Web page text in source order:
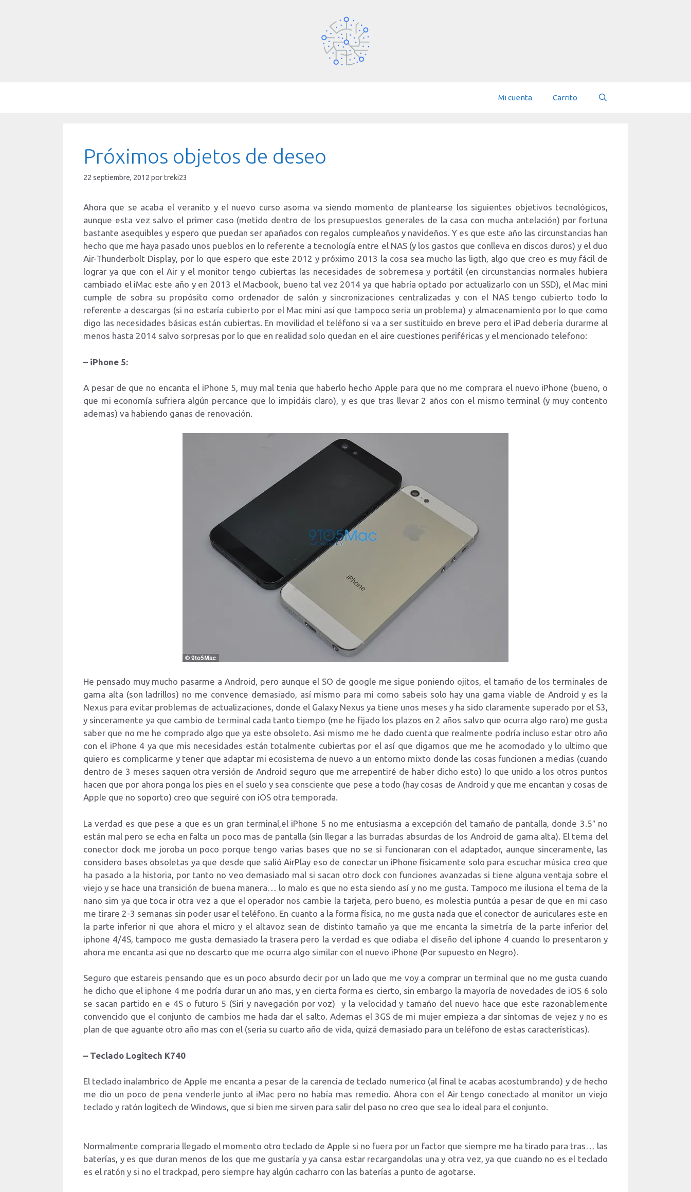
Mi cuenta Carrito
Próximos objetos de deseo
22 septiembre, 2012 portreki23
Ahora que se acaba el veranito y el nuevo curso asoma va siendo momento de plantearse los siguientes objetivos tecnológicos,
aunque esta vez salvo el primer caso (metido dentro de los presupuestos generales de la casa con mucha antelación) por fortuna
bastante asequibles y espero que puedan ser apañados con regalos cumpleaños y navideños. Y es que este año las circunstancias han
hecho que me haya pasado unos pueblos en lo referente a tecnología entre el NAS (y los gastos que conlleva en discos duros) y el duo
Air-Thunderbolt Display, por lo que espero que este 2012 y próximo 2013 la cosa sea mucho las ligth, algo que creo es muy fácil de
lograr ya que con el Air y el monitor tengo cubiertas las necesidades de sobremesa y portátil (en circunstancias normales hubiera
cambiado el iMac este año y en 2013 el Macbook, bueno tal vez 2014 ya que habría optado por actualizarlo con un SSD), el Mac mini
cumple de sobra su propósito como ordenador de salón y sincronizaciones centralizadas y con el NAS tengo cubierto todo lo
referente a descargas (si no estaría cubierto por el Mac mini así que tampoco seria un problema) y almacenamiento por lo que como
digo las necesidades básicas están cubiertas. En movilidad el teléfono si va a ser sustituido en breve pero el iPad debería durarme al
menos hasta 2014 salvo sorpresas por lo que en realidad solo quedan en el aire cuestiones periféricas y el mencionado telefono:
– iPhone 5:
A pesar de que no encanta el iPhone 5, muy mal tenia que haberlo hecho Apple para que no me comprara el nuevo iPhone (bueno, o
que mi economía sufriera algún percance que lo impidáis claro), y es que tras llevar 2 años con el mismo terminal (y muy contento
ademas) va habiendo ganas de renovación.
He pensado muy mucho pasarme a Android, pero aunque el SO de google me sigue poniendo ojitos, el tamaño de los terminales de
gama alta (son ladrillos) no me convence demasiado, así mismo para mi como sabeis solo hay una gama viable de Android y es la
Nexus para evitar problemas de actualizaciones, donde el Galaxy Nexus ya tiene unos meses y ha sido claramente superado por el S3,
y sinceramente ya que cambio de terminal cada tanto tiempo (me he fijado los plazos en 2 años salvo que ocurra algo raro) me gusta
saber que no me he comprado algo que ya este obsoleto. Asi mismo me he dado cuenta que realmente podría incluso estar otro año
con el iPhone 4 ya que mis necesidades están totalmente cubiertas por el así que digamos que me he acomodado y lo ultimo que
quiero es complicarme y tener que adaptar mi ecosistema de nuevo a un entorno mixto donde las cosas funcionen a medias (cuando
dentro de 3 meses saquen otra versión de Android seguro que me arrepentiré de haber dicho esto) lo que unido a los otros puntos
hacen que por ahora ponga los pies en el suelo y sea consciente que pese a todo (hay cosas de Android y que me encantan y cosas de
Apple que no soporto) creo que seguiré con iOS otra temporada.
La verdad es que pese a que es un gran terminal,el iPhone 5 no me entusiasma a excepción del tamaño de pantalla, donde 3.5″ no
están mal pero se echa en falta un poco mas de pantalla (sin llegar a las burradas absurdas de los Android de gama alta). El tema del
conector dock me joroba un poco porque tengo varias bases que no se si funcionaran con el adaptador, aunque sinceramente, las
considero bases obsoletas ya que desde que salió AirPlay eso de conectar un iPhone físicamente solo para escuchar música creo que
ha pasado a la historia, por tanto no veo demasiado mal si sacan otro dock con funciones avanzadas si tiene alguna ventaja sobre el
viejo y se hace una transición de buena manera… lo malo es que no esta siendo así y no me gusta. Tampoco me ilusiona el tema de la
nano sim ya que toca ir otra vez a que el operador nos cambie la tarjeta, pero bueno, es molestia puntúa a pesar de que en mi caso
me tirare 2-3 semanas sin poder usar el teléfono. En cuanto a la forma física, no me gusta nada que el conector de auriculares este en
la parte inferior ni que ahora el micro y el altavoz sean de distinto tamaño ya que me encanta la simetría de la parte inferior del
iphone 4/4S, tampoco me gusta demasiado la trasera pero la verdad es que odiaba el diseño del iphone 4 cuando lo presentaron y
ahora me encanta así que no descarto que me ocurra algo similar con el nuevo iPhone (Por supuesto en Negro).
Seguro que estareis pensando que es un poco absurdo decir por un lado que me voy a comprar un terminal que no me gusta cuando
he dicho que el iphone 4 me podría durar un año mas, y en cierta forma es cierto, sin embargo la mayoría de novedades de iOS 6 solo
se sacan partido en e 4S o futuro 5 (Siri y navegación por voz) y la velocidad y tamaño del nuevo hace que este razonablemente
convencido que el conjunto de cambios me hada dar el salto. Ademas el 3GS de mi mujer empieza a dar síntomas de vejez y no es
plan de que aguante otro año mas con el (seria su cuarto año de vida, quizá demasiado para un teléfono de estas características).
– Teclado Logitech K740
El teclado inalambrico de Apple me encanta a pesar de la carencia de teclado numerico (al final te acabas acostumbrando) y de hecho
me dio un poco de pena venderle junto al iMac pero no había mas remedio. Ahora con el Air tengo conectado al monitor un viejo
teclado y ratón logitech de Windows, que si bien me sirven para salir del paso no creo que sea lo ideal para el conjunto.
Normalmente compraria llegado el momento otro teclado de Apple si no fuera por un factor que siempre me ha tirado para tras… las
baterías, y es que duran menos de los que me gustaría y ya cansa estar recargandolas una y otra vez, ya que cuando no es el teclado
es el ratón y si no el trackpad, pero siempre hay algún cacharro con las baterías a punto de agotarse.